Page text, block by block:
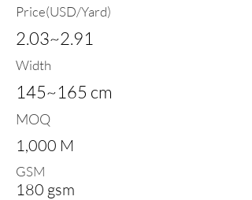
Price(USD/Yard)
2.03~2.91
Width
145~165 cm
MOQ
1,000 M
GSM
180 gsm